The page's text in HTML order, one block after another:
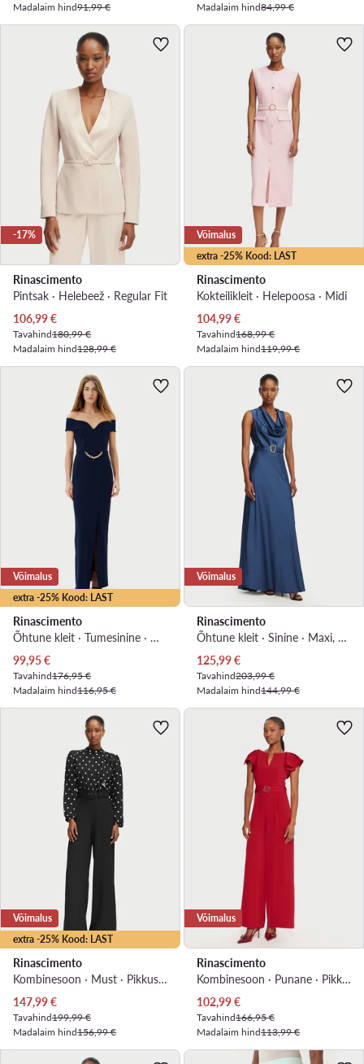
Madalaim hind91,99 €
Madalaim hind84,99 €
-17%
Rinascimento
Pintsak · Helebeež · Regular Fit
Praegune hind
106,99€
Tavahind180,99 €
Madalaim hind128,99 €
extra -25% Kood: LAST
Võimalus
Rinascimento
Kokteilikleit · Heleроosa · Midi
Praegune hind
104,99€
Tavahind168,99 €
Madalaim hind119,99 €
extra -25% Kood: LAST
Võimalus
Rinascimento
Õhtune kleit · Tumesinine · Maxi, Asümmeetriline
Praegune hind
99,95€
Tavahind176,95 €
Madalaim hind116,95 €
Võimalus
Rinascimento
Õhtune kleit · Sinine · Maxi, Asümmeetriline
Praegune hind
125,99€
Tavahind203,99 €
Madalaim hind144,99 €
extra -25% Kood: LAST
Võimalus
Rinascimento
Kombinesoon · Must · Pikkus 7/8
Praegune hind
147,99€
Tavahind199,99 €
Madalaim hind156,99 €
Võimalus
Rinascimento
Kombinesoon · Punane · Pikkus 7/8
Praegune hind
102,99€
Tavahind166,95 €
Madalaim hind113,99 €